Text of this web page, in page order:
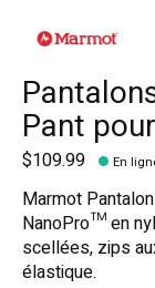
Pant
$109.99 En
Marmot
NanoPro™ en
scellées, zips
élastique.